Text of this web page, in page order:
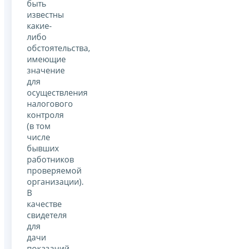
быть
известны
какие-
либо
обстоятельства,
имеющие
значение
для
осуществления
налогового
контроля
(в том
числе
бывших
работников
проверяемой
организации).
В
качестве
свидетеля
для
дачи